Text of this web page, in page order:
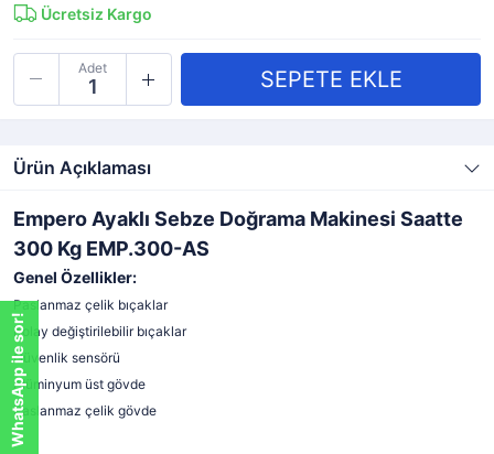
Ücretsiz Kargo
Adet
Ürün Açıklaması
Empero Ayaklı Sebze Doğrama Makinesi Saatte
300 Kg EMP.300-AS
Genel Özellikler:
Paslanmaz çelik bıçaklar
Kolay değiştirilebilir bıçaklar
Güvenlik sensörü
Alüminyum üst gövde
Paslanmaz çelik gövde
WhatsApp ile sor!